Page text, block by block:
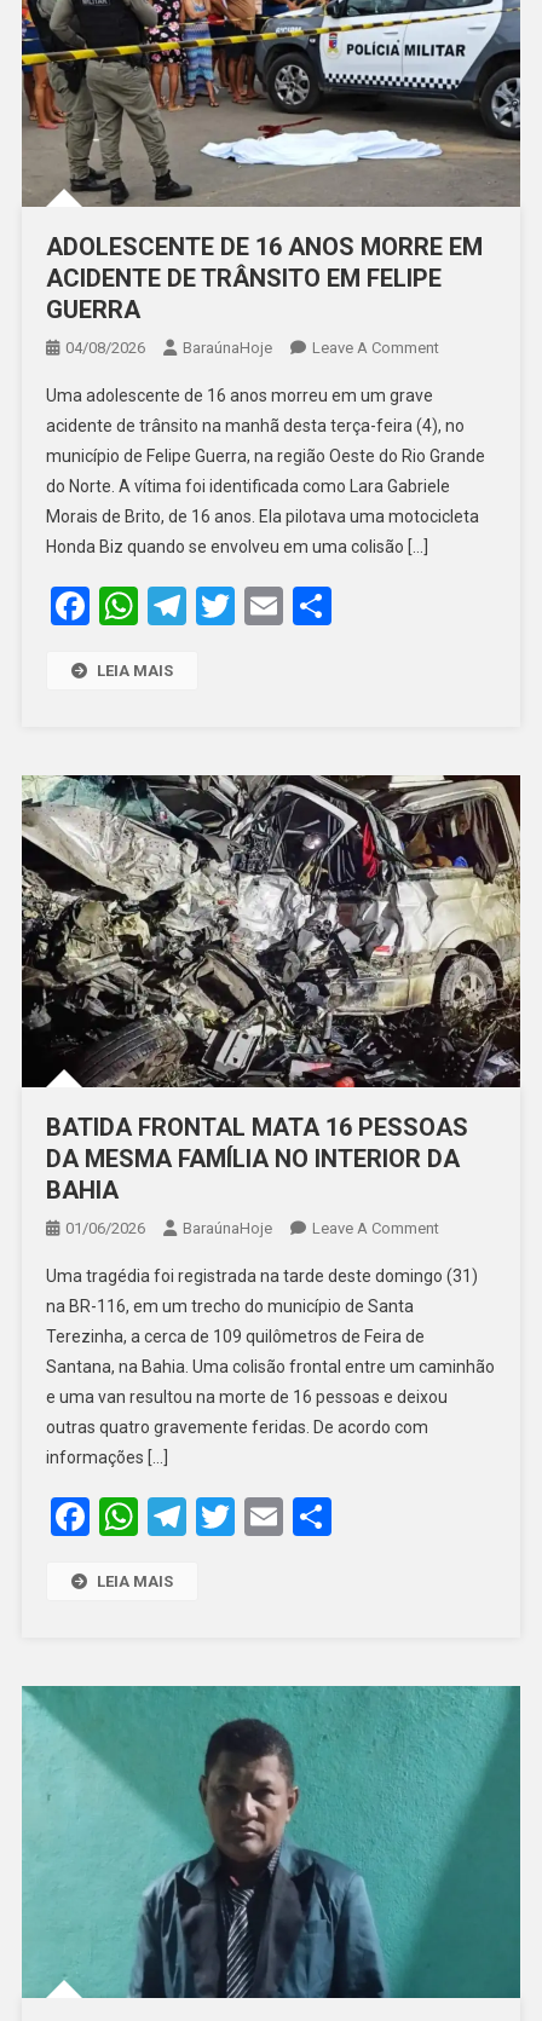
ADOLESCENTE DE 16 ANOS MORRE EM
ACIDENTE DE TRÂNSITO EM FELIPE
GUERRA
04/08/2026 BaraúnaHoje Leave A CommentOn
16
ANOS
MORRE
EM
Uma adolescente de 16 anos morreu em um grave
acidente de trânsito na manhã desta terça-feira (4), no
município de Felipe Guerra, na região Oeste do Rio Grande
do Norte. A vítima foi identificada como Lara Gabriele
Morais de Brito, de 16 anos. Ela pilotava uma motocicleta
Honda Biz quando se envolveu em uma colisão […]
Facebook
WhatsApp
Telegram
Twitter
EmailShare
LEIA MAIS
BATIDA FRONTAL MATA 16 PESSOAS
DA MESMA FAMÍLIA NO INTERIOR DA
BAHIA
01/06/2026 BaraúnaHoje Leave A CommentOn
FRONTAL
PESSOAS
DA
Uma tragédia foi registrada na tarde deste domingo (31)
na BR-116, em um trecho do município de Santa
Terezinha, a cerca de 109 quilômetros de Feira de
Santana, na Bahia. Uma colisão frontal entre um caminhão
e uma van resultou na morte de 16 pessoas e deixou
outras quatro gravemente feridas. De acordo com
informações […]
Facebook
WhatsApp
Telegram
Twitter
EmailShare
LEIA MAIS